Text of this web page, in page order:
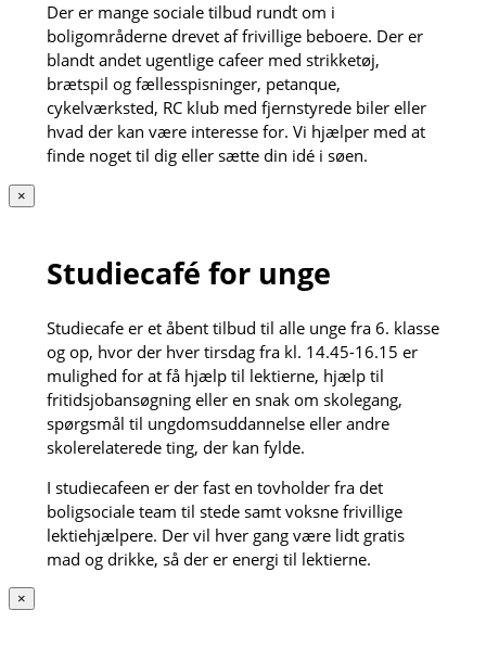
Der er mange sociale tilbud rundt om i
boligområderne drevet af frivillige beboere. Der er
blandt andet ugentlige cafeer med strikketøj,
brætspil og fællesspisninger, petanque,
cykelværksted, RC klub med fjernstyrede biler eller
hvad der kan være interesse for. Vi hjælper med at
finde noget til dig eller sætte din idé i søen.
×
Studiecafé for unge
Studiecafe er et åbent tilbud til alle unge fra 6. klasse
og op, hvor der hver tirsdag fra kl. 14.45-16.15 er
mulighed for at få hjælp til lektierne, hjælp til
fritidsjobansøgning eller en snak om skolegang,
spørgsmål til ungdomsuddannelse eller andre
skolerelaterede ting, der kan fylde.
I studiecafeen er der fast en tovholder fra det
boligsociale team til stede samt voksne frivillige
lektiehjælpere. Der vil hver gang være lidt gratis
mad og drikke, så der er energi til lektierne.
×